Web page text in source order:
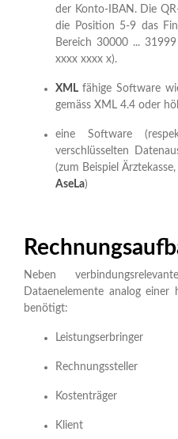
der Konto-IBAN. Die
die Position 5-9 das
Bereich 30000 ...
xxxx xxxx x).
XML fähige Software
gemäss XML 4.4 oder
eine Software
verschlüsselten
(zum Beispiel
AseLa)
Neben
Dataenelemente analog einer
benötigt:
Leistungserbringer
Rechnungssteller
Kostenträger
Klient